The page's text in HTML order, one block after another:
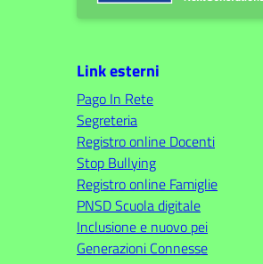
Link esterni
Pago In Rete
Segreteria
Registro online Docenti
Stop Bullying
Registro online Famiglie
PNSD Scuola digitale
Inclusione e nuovo pei
Generazioni Connesse